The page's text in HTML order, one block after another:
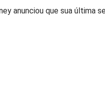
anunciou que sua última